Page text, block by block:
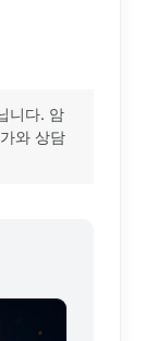
니다. 암
와 상담